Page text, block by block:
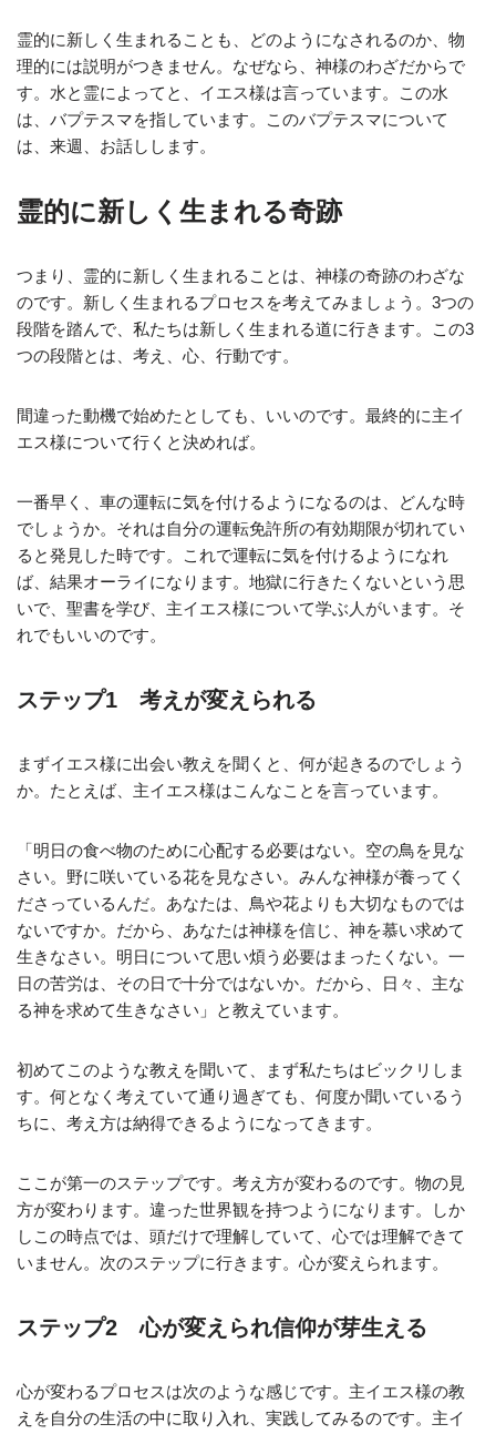
霊的に新しく生まれることも、どのようになされるのか、物
理的には説明がつきません。なぜなら、神様のわざだからで
す。水と霊によってと、イエス様は言っています。この水
は、バプテスマを指しています。このバプテスマについて
は、来週、お話しします。
霊的に新しく生まれる奇跡
つまり、霊的に新しく生まれることは、神様の奇跡のわざな
のです。新しく生まれるプロセスを考えてみましょう。3つの
段階を踏んで、私たちは新しく生まれる道に行きます。この3
つの段階とは、考え、心、行動です。
間違った動機で始めたとしても、いいのです。最終的に主イ
エス様について行くと決めれば。
一番早く、車の運転に気を付けるようになるのは、どんな時
でしょうか。それは自分の運転免許所の有効期限が切れてい
ると発見した時です。これで運転に気を付けるようになれ
ば、結果オーライになります。地獄に行きたくないという思
いで、聖書を学び、主イエス様について学ぶ人がいます。そ
れでもいいのです。
ステップ1 考えが変えられる
まずイエス様に出会い教えを聞くと、何が起きるのでしょう
か。たとえば、主イエス様はこんなことを言っています。
「明日の食べ物のために心配する必要はない。空の鳥を見な
さい。野に咲いている花を見なさい。みんな神様が養ってく
ださっているんだ。あなたは、鳥や花よりも大切なものでは
ないですか。だから、あなたは神様を信じ、神を慕い求めて
生きなさい。明日について思い煩う必要はまったくない。一
日の苦労は、その日で十分ではないか。だから、日々、主な
る神を求めて生きなさい」と教えています。
初めてこのような教えを聞いて、まず私たちはビックリしま
す。何となく考えていて通り過ぎても、何度か聞いているう
ちに、考え方は納得できるようになってきます。
ここが第一のステップです。考え方が変わるのです。物の見
方が変わります。違った世界観を持つようになります。しか
しこの時点では、頭だけで理解していて、心では理解できて
いません。次のステップに行きます。心が変えられます。
ステップ2 心が変えられ信仰が芽生える
心が変わるプロセスは次のような感じです。主イエス様の教
えを自分の生活の中に取り入れ、実践してみるのです。主イ